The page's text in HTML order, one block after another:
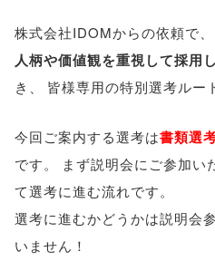
株式会社IDOMからの依頼で、
人柄や価値観を重視して採用
き 、 皆様専用の特別選考ルー
今回ご案内する選考は書類選
です。 まず説明会にご参加い
て選考に進む流れです。
選考に進むかどうかは説明会
いません！